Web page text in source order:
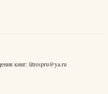
книг:litrespru@ya.ru